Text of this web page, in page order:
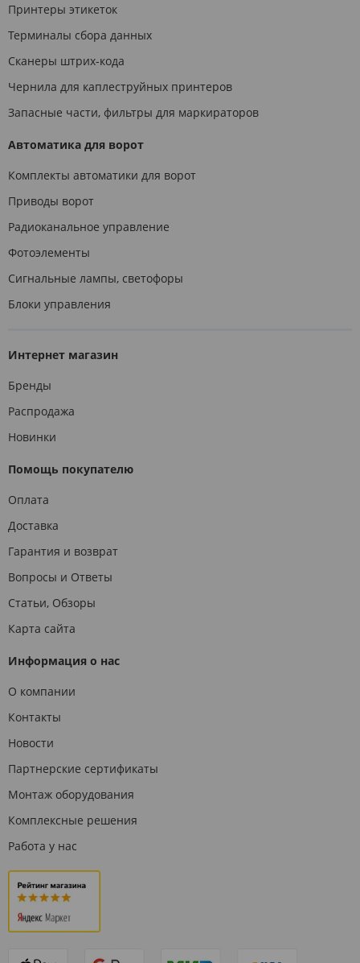
Принтеры этикеток
Терминалы сбора данных
Сканеры штрих-кода
Чернила для каплеструйных принтеров
Запасные части, фильтры для маркираторов
Автоматика для ворот
Комплекты автоматики для ворот
Приводы ворот
Радиоканальное управление
Фотоэлементы
Сигнальные лампы, светофоры
Блоки управления
Интернет магазин
Бренды
Распродажа
Новинки
Помощь покупателю
Оплата
Доставка
Гарантия и возврат
Вопросы и Ответы
Статьи, Обзоры
Карта сайта
Информация о нас
О компании
Контакты
Новости
Партнерские сертификаты
Монтаж оборудования
Комплексные решения
Работа у нас